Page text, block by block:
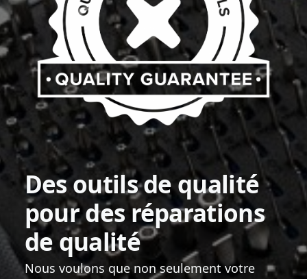
Des outils de qualité
pour des réparations
de qualité
Nous voulons que non seulement votre